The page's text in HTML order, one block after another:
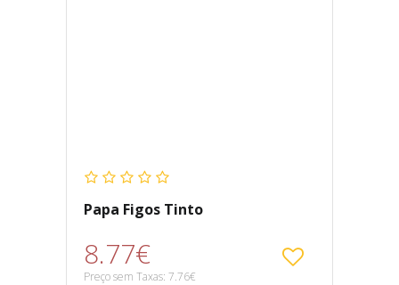
Papa Figos Tinto
8.77€
Preço sem Taxas: 7.76€